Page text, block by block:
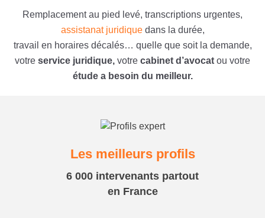
Remplacement au pied levé, transcriptions urgentes,
assistanat juridiquedans la durée,
travail en horaires décalés… quelle que soit la demande,
votre service juridique, votre cabinet d’avocat ou votre
étude a besoin du meilleur.
Les meilleurs profils
6 000 intervenants partout
en France